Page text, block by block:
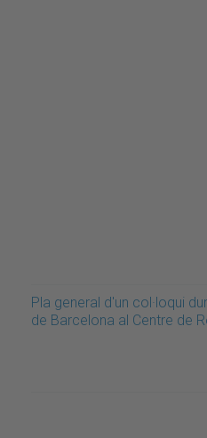
Pla general d'un col·loqui
de Barcelona al Centre de